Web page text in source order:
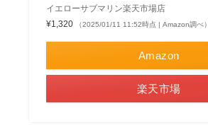
イエローサブマリン楽天市場店
¥1,320
（2025/01/11 11:52時点 | Amazon調べ）
Amazon
楽天市場